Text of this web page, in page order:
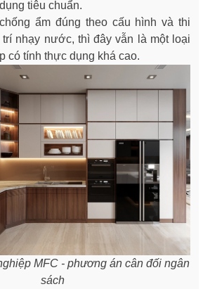
tiêu chuẩn.
ẩm đúng theo cấu hình và thi
nhạy nước, thì đây vẫn là một loại
có tính thực dụng khá cao.
MFC - phương án cân đối ngân
sách